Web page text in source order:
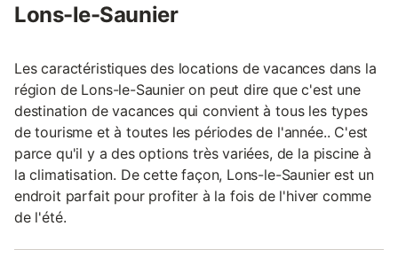
Lons-le-Saunier
Les caractéristiques des locations de vacances dans la
région de Lons-le-Saunier on peut dire que c'est une
destination de vacances qui convient à tous les types
de tourisme et à toutes les périodes de l'année.. C'est
parce qu'il y a des options très variées, de la piscine à
la climatisation. De cette façon, Lons-le-Saunier est un
endroit parfait pour profiter à la fois de l'hiver comme
de l'été.